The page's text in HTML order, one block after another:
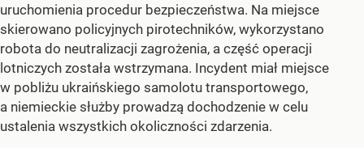
uruchomienia procedur bezpieczeństwa. Na miejsce
skierowano policyjnych pirotechników, wykorzystano
robota do neutralizacji zagrożenia, a część operacji
lotniczych została wstrzymana. Incydent miał miejsce
w pobliżu ukraińskiego samolotu transportowego,
a niemieckie służby prowadzą dochodzenie w celu
ustalenia wszystkich okoliczności zdarzenia.